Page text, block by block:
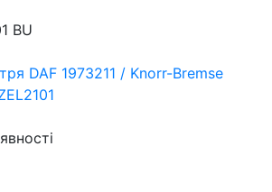
BU
DAF 1973211 / Knorr-Bremse